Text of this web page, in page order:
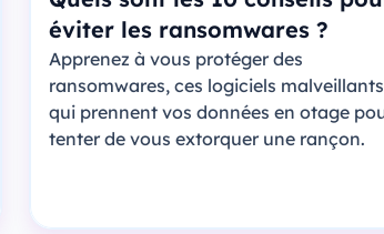
éviter les ransomwares ?
Apprenez à vous protéger des
ransomwares, ces logiciels malveillants
qui prennent vos données en otage
tenter de vous extorquer une rançon.